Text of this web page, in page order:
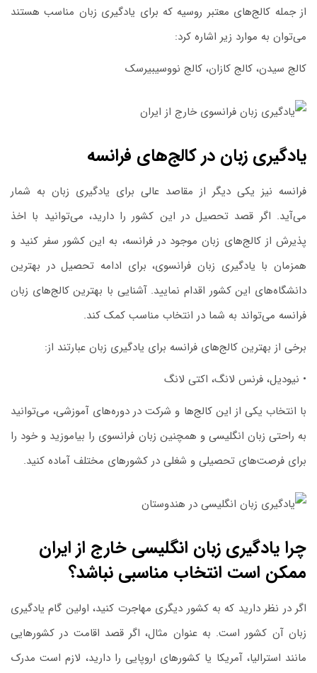
از جمله کالج‌های معتبر روسیه که برای یادگیری زبان مناسب هستند
می‌توان به موارد زیر اشاره کرد:
کالج سیدن، کالج کازان، کالج نووسیبیرسک
یادگیری زبان در کالج‌های فرانسه
فرانسه نیز یکی دیگر از مقاصد عالی برای یادگیری زبان به شمار
می‌آید. اگر قصد تحصیل در این کشور را دارید، می‌توانید با اخذ
پذیرش از کالج‌های زبان موجود در فرانسه، به این کشور سفر کنید و
همزمان با یادگیری زبان فرانسوی، برای ادامه تحصیل در بهترین
دانشگاه‌های این کشور اقدام نمایید. آشنایی با بهترین کالج‌های زبان
فرانسه می‌تواند به شما در انتخاب مناسب کمک کند.
برخی از بهترین کالج‌های فرانسه برای یادگیری زبان عبارتند از:
• نیودیل، فرنس لانگ، اکتی لانگ
با انتخاب یکی از این کالج‌ها و شرکت در دوره‌های آموزشی، می‌توانید
به راحتی زبان انگلیسی و همچنین زبان فرانسوی را بیاموزید و خود را
برای فرصت‌های تحصیلی و شغلی در کشورهای مختلف آماده کنید.
چرا یادگیری زبان انگلیسی خارج از ایران
ممکن است انتخاب مناسبی نباشد؟
اگر در نظر دارید که به کشور دیگری مهاجرت کنید، اولین گام یادگیری
زبان آن کشور است. به عنوان مثال، اگر قصد اقامت در کشورهایی
مانند استرالیا، آمریکا یا کشورهای اروپایی را دارید، لازم است مدرک